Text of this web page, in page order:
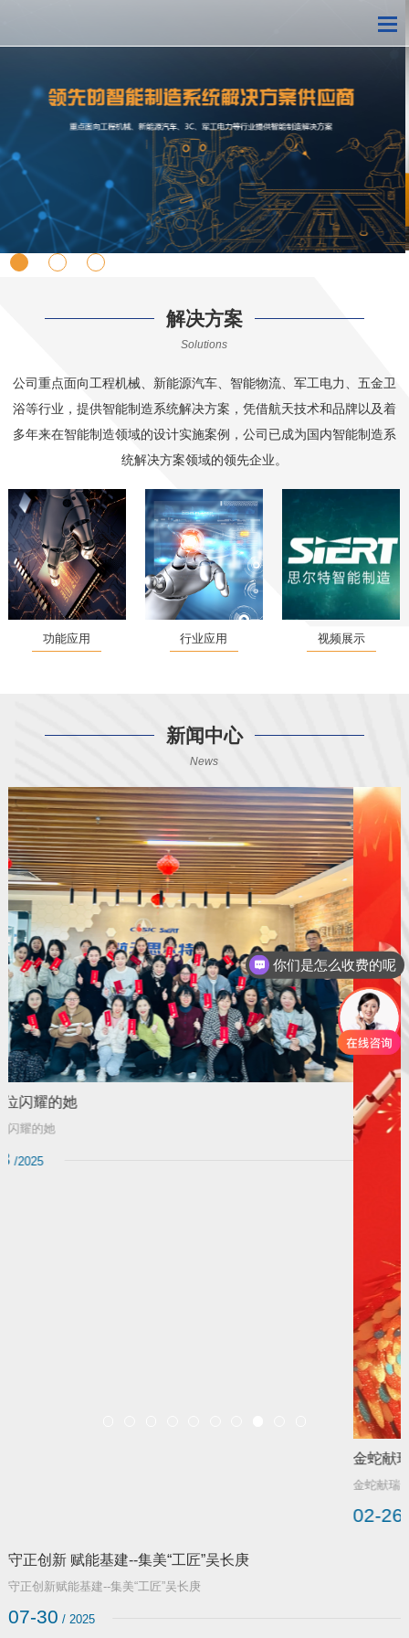
解决方案
Solutions
公司重点面向工程机械、新能源汽车、智能物流、军工电力、五金卫
浴等行业，提供智能制造系统解决方案，凭借航天技术和品牌以及着
多年来在智能制造领域的设计实施案例，公司已成为国内智能制造系
统解决方案领域的领先企业。
功能应用 行业应用 视频展示
新闻中心
News
守正创新 赋能基建--集美“工匠”吴长庚
守正创新赋能基建--集美“工匠”吴长庚
07-30 / 2025
你们是怎么收费的呢